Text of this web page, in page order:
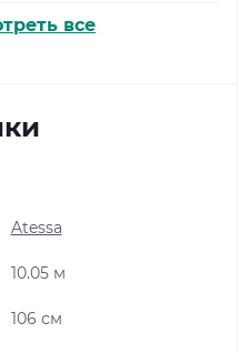
все
Atessa
10.05 м
106 см